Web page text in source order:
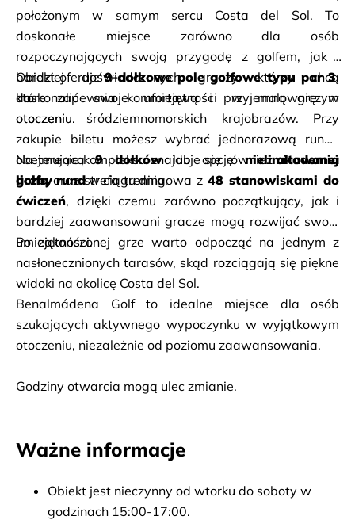
położonym w samym sercu Costa del Sol. To
doskonałe miejsce zarówno dla osób
rozpoczynających swoją przygodę z golfem, jak i
bardziej doświadczonych graczy, którzy chcą
doskonalić swoje umiejętności w malowniczym
otoczeniu.
Obiekt oferuje 9-dołkowe pole golfowe typu par 3,
które zapewnia komfortową i przyjemną grę w
otoczeniu śródziemnomorskich krajobrazów. Przy
zakupie biletu możesz wybrać jednorazową rundę
obejmującą 9 dołków lub opcję nielimitowanej
liczby rund w ciągu dnia.
Na terenie kompleksu znajduje się również akademia
golfa oraz strefa treningowa z 48 stanowiskami do
ćwiczeń, dzięki czemu zarówno początkujący, jak i
bardziej zaawansowani gracze mogą rozwijać swoje
umiejętności.
Po zakończonej grze warto odpocząć na jednym z
nasłonecznionych tarasów, skąd rozciągają się piękne
widoki na okolicę Costa del Sol.
Benalmádena Golf to idealne miejsce dla osób
szukających aktywnego wypoczynku w wyjątkowym
otoczeniu, niezależnie od poziomu zaawansowania.
Godziny otwarcia mogą ulec zmianie.
Ważne informacje
Obiekt jest nieczynny od wtorku do soboty w
godzinach 15:00-17:00.